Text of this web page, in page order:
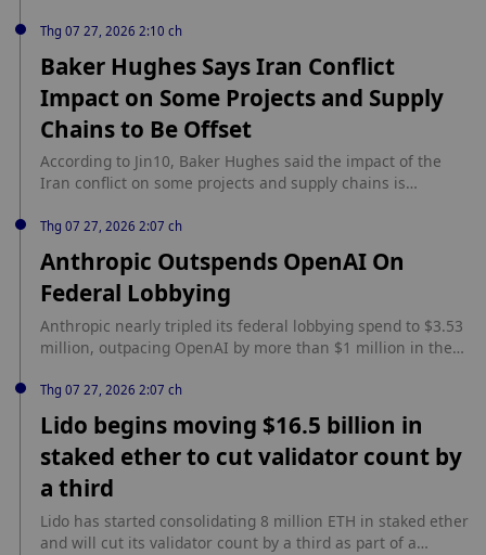
Thg 07 27, 2026 2:10 ch
Baker Hughes Says Iran Conflict
Impact on Some Projects and Supply
Chains to Be Offset
According to Jin10, Baker Hughes said the impact of the
Iran conflict on some projects and supply chains is
regions.
Thg 07 27, 2026 2:07 ch
Anthropic Outspends OpenAI On
Federal Lobbying
Anthropic nearly tripled its federal lobbying spend to $3.53
million, outpacing OpenAI by more than $1 million in the
disclosures show Anthropic added the Treasury
Department to its list of lobbied agencies for the first time
this quarter, while OpenAI nearly doubled spending to a
record $2.22 million. Issue One counted $41 million in
combined spending from January to June across 11 major
technology, social media and AI companies and their trade
associations, with Kalshi also spending $990,000 on
lobbying in the first half of 2026.
Thg 07 27, 2026 2:07 ch
Lido begins moving $16.5 billion in
staked ether to cut validator count by
a third
Lido has started consolidating 8 million ETH in staked ether
and will cut its validator count by a third as part of a